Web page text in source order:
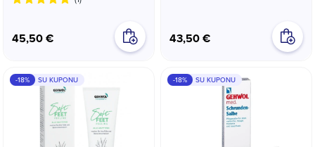
45,50 € 43,50 €
-18% SU KUPONU -18% SU KUPONU